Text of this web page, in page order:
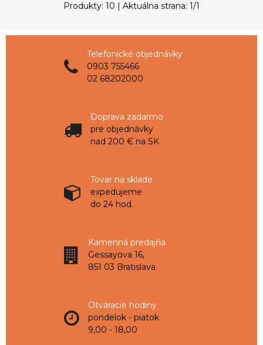
Produkty: 10 | Aktuálna strana: 1/1
Telefonické objednávky
0903 755466
02 68202000
Doprava zadarmo
pre objednávky
nad 200 € na SK
Tovar na sklade
expedujeme
do 24 hod.
Kamenná predajňa
Gessayova 16,
851 03 Bratislava
Otváracie hodiny
pondelok - piatok
9,00 - 18,00